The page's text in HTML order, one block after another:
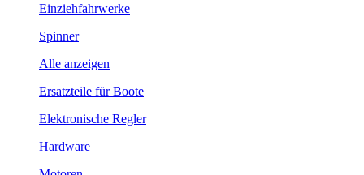
Einziehfahrwerke
Spinner
Alle anzeigen
Ersatzteile für Boote
Elektronische Regler
Hardware